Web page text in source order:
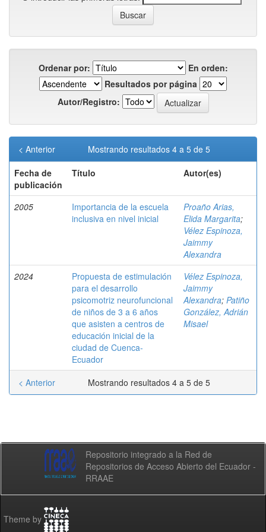
Ordenar por:
En orden:
Resultados por página
Autor/Registro:
Mostrando resultados 4 a 5 de 5
< Anterior
Fecha de
publicación
Título Autor(es)
2005
Importancia de la escuela
inclusiva en nivel inicial
Proaño Arias,
Elida Margarita;
Vélez Espinoza,
Jaimmy
Alexandra
2024
Propuesta de estimulación
para el desarrollo
psicomotriz neurofuncional
de niños de 3 a 6 años
que asisten a centros de
educación inicial de la
ciudad de Cuenca-
Ecuador
Vélez Espinoza,
Jaimmy
Alexandra; Patiño
González, Adrián
Misael
Mostrando resultados 4 a 5 de 5
< Anterior
Repositorio integrado a la Red de
Repositorios de Acceso Abierto del Ecuador -
RRAAE
Theme by